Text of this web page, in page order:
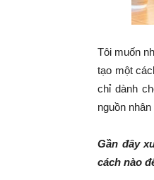
Tôi muốn
tạo một
chỉ dành
nguồn
Gần đây
cách nào